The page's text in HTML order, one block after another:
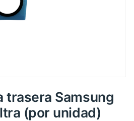
trasera Samsung
(por unidad)